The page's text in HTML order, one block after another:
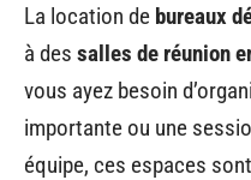
La location de bureaux
à des salles de réunion
vous ayez besoin
importante ou une
équipe, ces espaces